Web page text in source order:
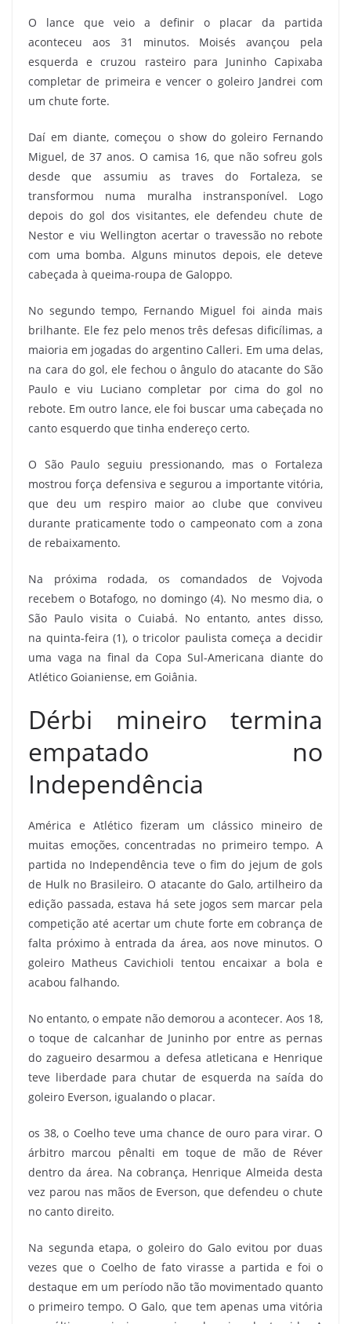
O lance que veio a definir o placar da partida
aconteceu aos 31 minutos. Moisés avançou pela
esquerda e cruzou rasteiro para Juninho Capixaba
completar de primeira e vencer o goleiro Jandrei com
um chute forte.
Daí em diante, começou o show do goleiro Fernando
Miguel, de 37 anos. O camisa 16, que não sofreu gols
desde que assumiu as traves do Fortaleza, se
transformou numa muralha instransponível. Logo
depois do gol dos visitantes, ele defendeu chute de
Nestor e viu Wellington acertar o travessão no rebote
com uma bomba. Alguns minutos depois, ele deteve
cabeçada à queima-roupa de Galoppo.
No segundo tempo, Fernando Miguel foi ainda mais
brilhante. Ele fez pelo menos três defesas dificílimas, a
maioria em jogadas do argentino Calleri. Em uma delas,
na cara do gol, ele fechou o ângulo do atacante do São
Paulo e viu Luciano completar por cima do gol no
rebote. Em outro lance, ele foi buscar uma cabeçada no
canto esquerdo que tinha endereço certo.
O São Paulo seguiu pressionando, mas o Fortaleza
mostrou força defensiva e segurou a importante vitória,
que deu um respiro maior ao clube que conviveu
durante praticamente todo o campeonato com a zona
de rebaixamento.
Na próxima rodada, os comandados de Vojvoda
recebem o Botafogo, no domingo (4). No mesmo dia, o
São Paulo visita o Cuiabá. No entanto, antes disso,
na quinta-feira (1), o tricolor paulista começa a decidir
uma vaga na final da Copa Sul-Americana diante do
Atlético Goianiense, em Goiânia.
Dérbi mineiro termina
empatado no
Independência
América e Atlético fizeram um clássico mineiro de
muitas emoções, concentradas no primeiro tempo. A
partida no Independência teve o fim do jejum de gols
de Hulk no Brasileiro. O atacante do Galo, artilheiro da
edição passada, estava há sete jogos sem marcar pela
competição até acertar um chute forte em cobrança de
falta próximo à entrada da área, aos nove minutos. O
goleiro Matheus Cavichioli tentou encaixar a bola e
acabou falhando.
No entanto, o empate não demorou a acontecer. Aos 18,
o toque de calcanhar de Juninho por entre as pernas
do zagueiro desarmou a defesa atleticana e Henrique
teve liberdade para chutar de esquerda na saída do
goleiro Everson, igualando o placar.
os 38, o Coelho teve uma chance de ouro para virar. O
árbitro marcou pênalti em toque de mão de Réver
dentro da área. Na cobrança, Henrique Almeida desta
vez parou nas mãos de Everson, que defendeu o chute
no canto direito.
Na segunda etapa, o goleiro do Galo evitou por duas
vezes que o Coelho de fato virasse a partida e foi o
destaque em um período não tão movimentado quanto
o primeiro tempo. O Galo, que tem apenas uma vitória